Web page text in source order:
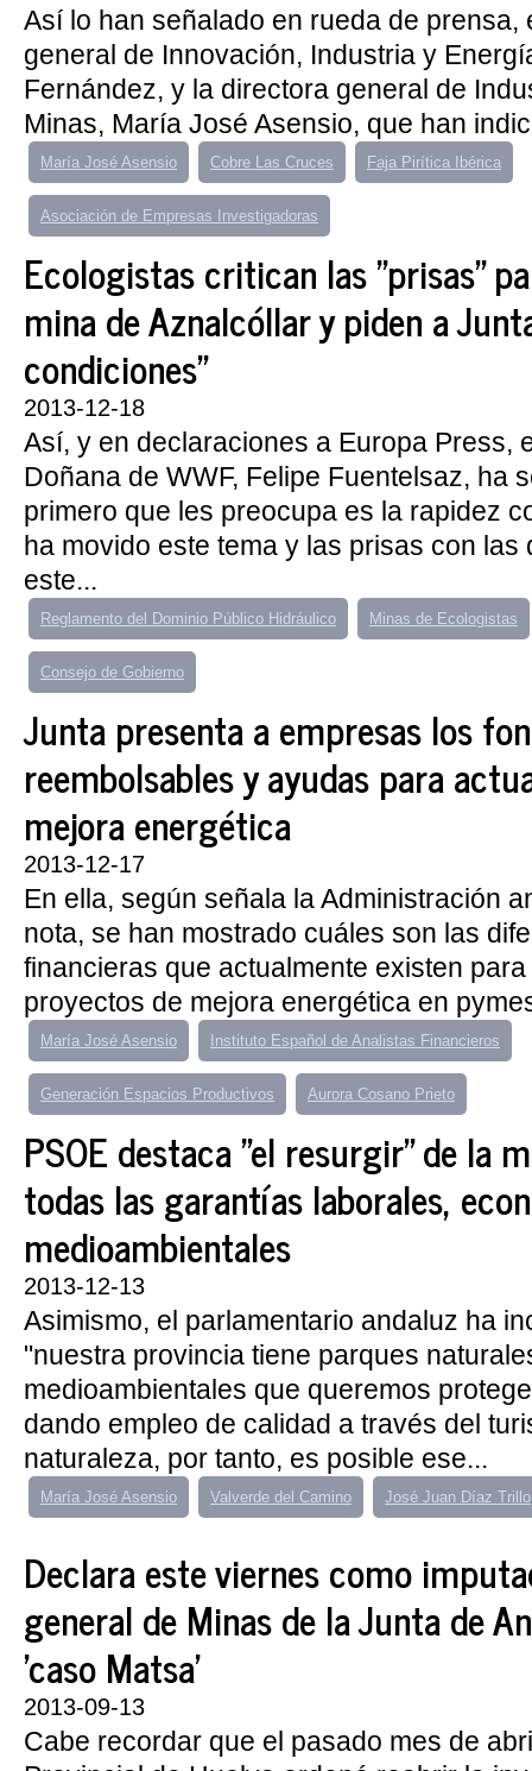
Así lo han señalado en rueda de prensa,
general de Innovación, Industria y
Fernández, y la directora general de
Minas, María José Asensio, que han
María José Asensio Cobre Las Cruces Faja Pirítica Ibérica
Asociación de Empresas Investigadoras
Ecologistas critican las "prisas"
mina de Aznalcóllar y piden a
condiciones"
2013-12-18
Así, y en declaraciones a Europa Press,
Doñana de WWF, Felipe Fuentelsaz, ha
primero que les preocupa es la rapidez
ha movido este tema y las prisas con las
este...
Reglamento del Dominio Público Hidráulico Minas de Ecologistas
Consejo de Gobierno
Junta presenta a empresas los
reembolsables y ayudas para
mejora energética
2013-12-17
En ella, según señala la Administración
nota, se han mostrado cuáles son las
financieras que actualmente existen
proyectos de mejora energética en
María José Asensio Instituto Español de Analistas Financieros
Generación Espacios Productivos Aurora Cosano Prieto
PSOE destaca "el resurgir" de la
todas las garantías laborales,
medioambientales
2013-12-13
Asimismo, el parlamentario andaluz ha
"nuestra provincia tiene parques
medioambientales que queremos
dando empleo de calidad a través del
naturaleza, por tanto, es posible ese...
María José Asensio Valverde del Camino José Juan Díaz Trillo
Declara este viernes como
general de Minas de la Junta de
'caso Matsa'
2013-09-13
Cabe recordar que el pasado mes de